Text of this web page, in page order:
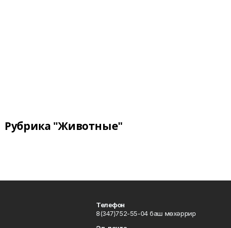
Рубрика "Животные"
Телефон
8(347)752-55-04 баш мөхәррир